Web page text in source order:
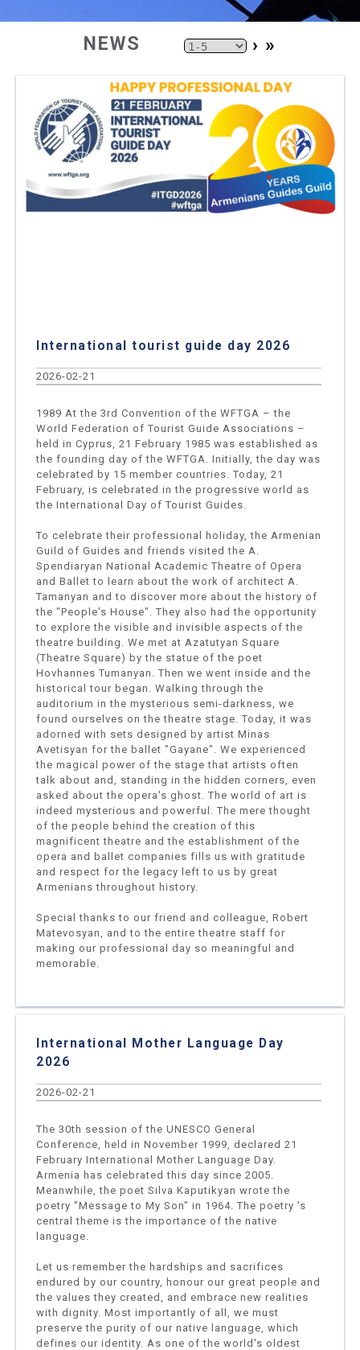
NEWS › »
International tourist guide day 2026
2026-02-21
1989 At the 3rd Convention of the WFTGA – the
World Federation of Tourist Guide Associations –
held in Cyprus, 21 February 1985 was established as
the founding day of the WFTGA. Initially, the day was
celebrated by 15 member countries. Today, 21
February, is celebrated in the progressive world as
the International Day of Tourist Guides.
To celebrate their professional holiday, the Armenian
Guild of Guides and friends visited the A.
Spendiaryan National Academic Theatre of Opera
and Ballet to learn about the work of architect A.
Tamanyan and to discover more about the history of
the "People's House". They also had the opportunity
to explore the visible and invisible aspects of the
theatre building. We met at Azatutyan Square
(Theatre Square) by the statue of the poet
Hovhannes Tumanyan. Then we went inside and the
historical tour began. Walking through the
auditorium in the mysterious semi-darkness, we
found ourselves on the theatre stage. Today, it was
adorned with sets designed by artist Minas
Avetisyan for the ballet "Gayane". We experienced
the magical power of the stage that artists often
talk about and, standing in the hidden corners, even
asked about the opera's ghost. The world of art is
indeed mysterious and powerful. The mere thought
of the people behind the creation of this
magnificent theatre and the establishment of the
opera and ballet companies fills us with gratitude
and respect for the legacy left to us by great
Armenians throughout history.
Special thanks to our friend and colleague, Robert
Matevosyan, and to the entire theatre staff for
making our professional day so meaningful and
memorable.
International Mother Language Day
2026
2026-02-21
The 30th session of the UNESCO General
Conference, held in November 1999, declared 21
February International Mother Language Day.
Armenia has celebrated this day since 2005.
Meanwhile, the poet Silva Kaputikyan wrote the
poetry "Message to My Son" in 1964. The poetry 's
central theme is the importance of the native
language.
Let us remember the hardships and sacrifices
endured by our country, honour our great people and
the values they created, and embrace new realities
with dignity. Most importantly of all, we must
preserve the purity of our native language, which
defines our identity. As one of the world's oldest